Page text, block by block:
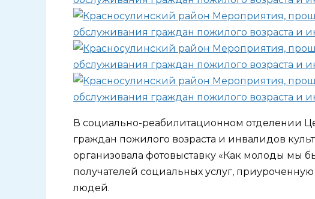
В социально-реабилитационном отделении
граждан пожилого возраста и инвалидов
организовала фотовыставку «Как молоды мы
получателей социальных услуг,
людей.